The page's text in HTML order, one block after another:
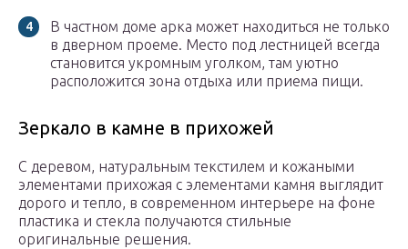
В частном доме арка может находиться не только
в дверном проеме. Место под лестницей всегда
становится укромным уголком, там уютно
расположится зона отдыха или приема пищи.
Зеркало в камне в прихожей
С деревом, натуральным текстилем и кожаными
элементами прихожая с элементами камня выглядит
дорого и тепло, в современном интерьере на фоне
пластика и стекла получаются стильные
оригинальные решения.